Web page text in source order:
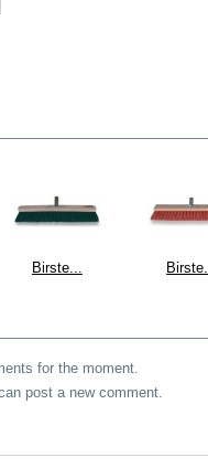
Birste... Birste...
for the moment.
post a new comment.